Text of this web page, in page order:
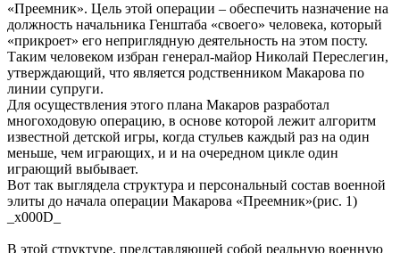
«Преемник». Цель этой операции – обеспечить назначение на
должность начальника Генштаба «своего» человека, который
«прикроет» его неприглядную деятельность на этом посту.
Таким человеком избран генерал-майор Николай Переслегин,
утверждающий, что является родственником Макарова по
линии супруги.
Для осуществления этого плана Макаров разработал
многоходовую операцию, в основе которой лежит алгоритм
известной детской игры, когда стульев каждый раз на один
меньше, чем играющих, и и на очередном цикле один
играющий выбывает.
Вот так выглядела структура и персональный состав военной
элиты до начала операции Макарова «Преемник»(рис. 1)
_x000D_
В этой структуре, представляющей собой реальную военную